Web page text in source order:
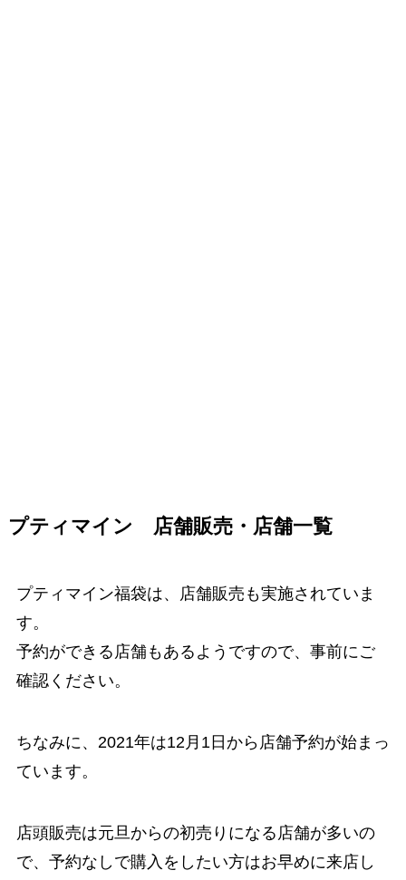
プティマイン 店舗販売・店舗一覧
プティマイン福袋は、店舗販売も実施されていま
す。
予約ができる店舗もあるようですので、事前にご
確認ください。
ちなみに、2021年は12月1日から店舗予約が始まっ
ています。
店頭販売は元旦からの初売りになる店舗が多いの
で、予約なしで購入をしたい方はお早めに来店し